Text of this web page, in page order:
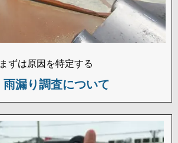
まずは原因を特定する
雨漏り調査について